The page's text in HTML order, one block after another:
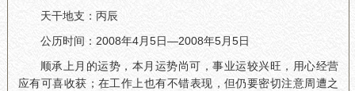
天干地支：丙辰
公历时间：2008年4月5日—2008年5月5日
顺承上月的运势，本月运势尚可，事业运较兴旺，用心经营
应有可喜收获；在工作上也有不错表现，但仍要密切注意周遭之